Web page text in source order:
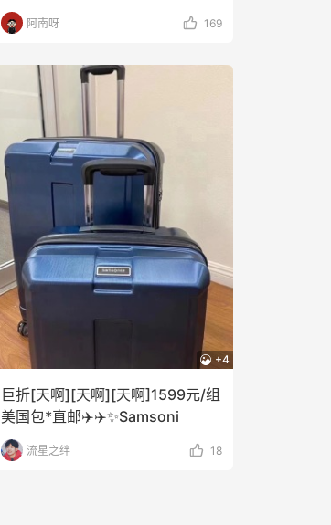
Métal
阿南呀 169
+4
巨折[天啊][天啊][天啊]️1599元/组
美国包*直邮✈️✈️✨Samsoni
流星之绊 18